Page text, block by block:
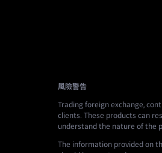
風險警告
Trading foreign exchange,
clients. These products can
understand the nature of the
The information provided on